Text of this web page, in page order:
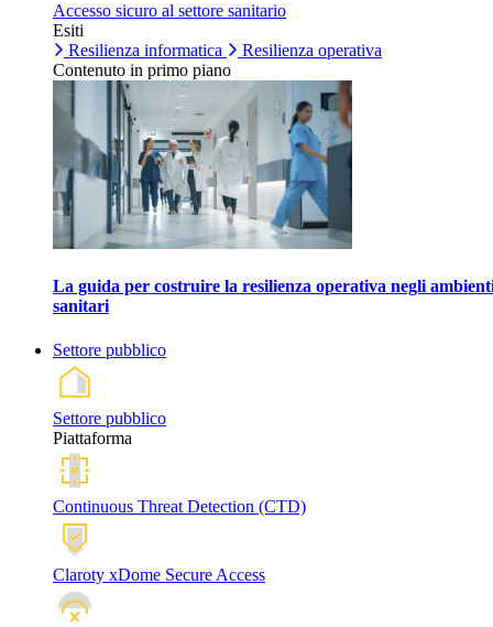
Accesso sicuro al settore sanitario
Esiti
Resilienza informatica
Resilienza operativa
Contenuto in primo piano
La guida per costruire la resilienza operativa negli
sanitari
Settore pubblico
Settore pubblico
Piattaforma
Continuous Threat Detection (CTD)
Claroty xDome Secure Access